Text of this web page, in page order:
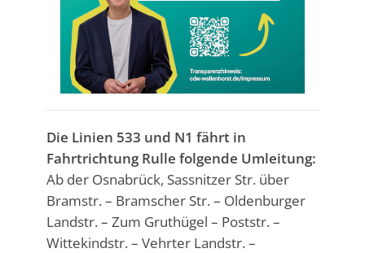
Die Linien 533 und N1 fährt in
Fahrtrichtung Rulle folgende Umleitung:
Ab der Osnabrück, Sassnitzer Str. über
Bramstr. – Bramscher Str. – Oldenburger
Landstr. – Zum Gruthügel – Poststr. –
Wittekindstr. – Vehrter Landstr. –